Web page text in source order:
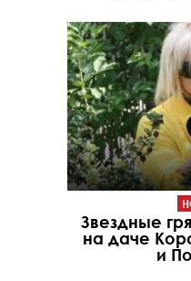
Звездные
на даче
и